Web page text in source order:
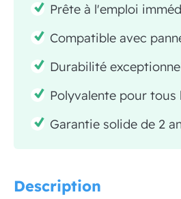
Prête à l'emploi
Compatible avec
Durabilité
Polyvalente pour tous
Garantie solide de 2
Description